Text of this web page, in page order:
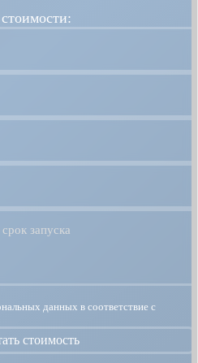
запуска
данных в соответствие с
стоимость